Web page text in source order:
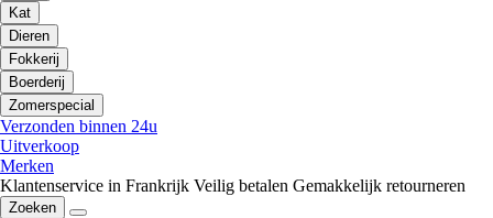
Kat
Dieren
Fokkerij
Boerderij
Zomerspecial
Verzonden binnen 24u
Uitverkoop
Merken
Klantenservice in Frankrijk Veilig betalen Gemakkelijk retourneren
Zoeken